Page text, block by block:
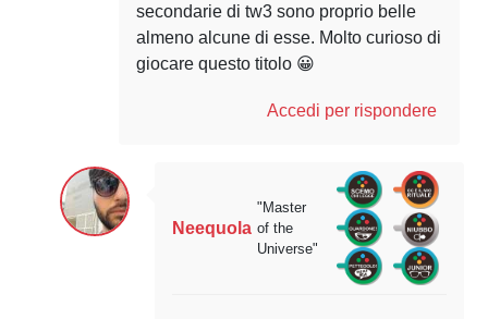
secondarie di tw3 sono proprio belle
almeno alcune di esse. Molto curioso di
giocare questo titolo 😀
Accedi per rispondere
Neequola
"Master
of the
Universe"